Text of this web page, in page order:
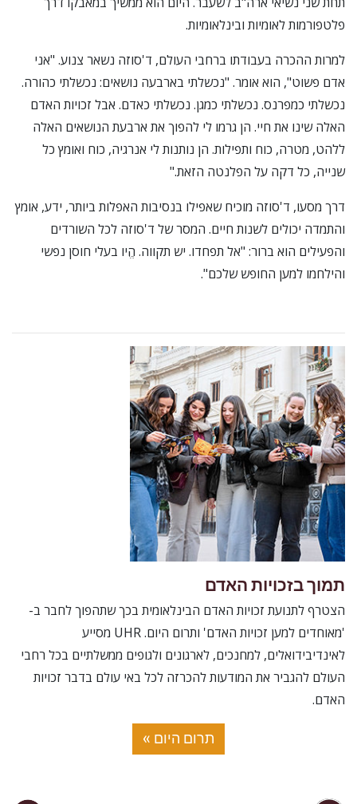
פלטפורמות לאומיות ובינלאומיות.
למרות ההכרה בעבודתו ברחבי העולם, ד'סוזה נשאר צנוע. "אני
אדם פשוט", הוא אומר. "נכשלתי בארבעה נושאים: נכשלתי כהורה.
נכשלתי כמפרנס. נכשלתי כמגן. נכשלתי כאדם. אבל זכויות האדם
האלה שינו את חיי. הן גרמו לי להפוך את ארבעת הנושאים האלה
ללהט, מטרה, כוח ותפילות. הן נותנות לי אנרגיה, כוח ואומץ כל
שנייה, כל דקה על הפלנטה הזאת."
דרך מסעו, ד'סוזה מוכיח שאפילו בנסיבות האפלות ביותר, ידע, אומץ
והתמדה יכולים לשנות חיים. המסר של ד'סוזה לכל השורדים
והפעילים הוא ברור: "אל תפחדו. יש תקווה. הֱיו בעלי חוסן נפשי
והילחמו למען החופש שלכם".
תמוך בזכויות האדם
הצטרף לתנועת זכויות האדם הבינלאומית בכך שתהפוך לחבר ב-
'מאוחדים למען זכויות האדם' ותרום היום. UHR מסייע
לאינדיבידואלים, למחנכים, לארגונים ולגופים ממשלתיים בכל רחבי
העולם להגביר את המודעות להכרזה לכל באי עולם בדבר זכויות
האדם.
תרום היום »